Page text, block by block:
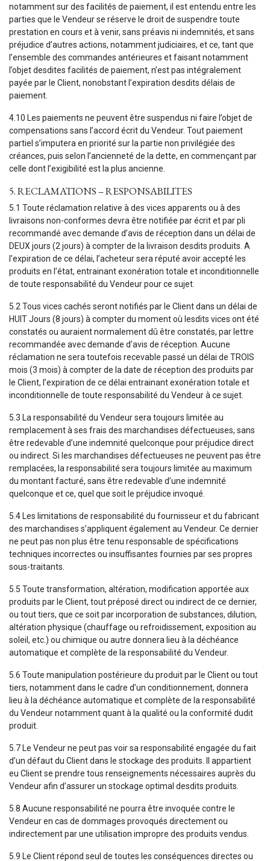
notamment sur des facilités de paiement, il est entendu entre les
parties que le Vendeur se réserve le droit de suspendre toute
prestation en cours et à venir, sans préavis ni indemnités, et sans
préjudice d’autres actions, notamment judiciaires, et ce, tant que
l’ensemble des commandes antérieures et faisant notamment
l’objet desdites facilités de paiement, n’est pas intégralement
payée par le Client, nonobstant l’expiration desdits délais de
paiement.
4.10 Les paiements ne peuvent être suspendus ni faire l’objet de
compensations sans l’accord écrit du Vendeur. Tout paiement
partiel s’imputera en priorité sur la partie non privilégiée des
créances, puis selon l’ancienneté de la dette, en commençant par
celle dont l’exigibilité est la plus ancienne.
5. RECLAMATIONS – RESPONSABILITES
5.1 Toute réclamation relative à des vices apparents ou à des
livraisons non-conformes devra être notifiée par écrit et par pli
recommandé avec demande d’avis de réception dans un délai de
DEUX jours (2 jours) à compter de la livraison desdits produits. A
l’expiration de ce délai, l’acheteur sera réputé avoir accepté les
produits en l’état, entrainant exonération totale et inconditionnelle
de toute responsabilité du Vendeur pour ce sujet.
5.2 Tous vices cachés seront notifiés par le Client dans un délai de
HUIT Jours (8 jours) à compter du moment où lesdits vices ont été
constatés ou auraient normalement dû être constatés, par lettre
recommandée avec demande d’avis de réception. Aucune
réclamation ne sera toutefois recevable passé un délai de TROIS
mois (3 mois) à compter de la date de réception des produits par
le Client, l’expiration de ce délai entrainant exonération totale et
inconditionnelle de toute responsabilité du Vendeur à ce sujet.
5.3 La responsabilité du Vendeur sera toujours limitée au
remplacement à ses frais des marchandises défectueuses, sans
être redevable d’une indemnité quelconque pour préjudice direct
ou indirect. Si les marchandises défectueuses ne peuvent pas être
remplacées, la responsabilité sera toujours limitée au maximum
du montant facturé, sans être redevable d’une indemnité
quelconque et ce, quel que soit le préjudice invoqué.
5.4 Les limitations de responsabilité du fournisseur et du fabricant
des marchandises s’appliquent également au Vendeur. Ce dernier
ne peut pas non plus être tenu responsable de spécifications
techniques incorrectes ou insuffisantes fournies par ses propres
sous-traitants.
5.5 Toute transformation, altération, modification apportée aux
produits par le Client, tout préposé direct ou indirect de ce dernier,
ou tout tiers, que ce soit par incorporation de substances, dilution,
altération physique (chauffage ou refroidissement, exposition au
soleil, etc.) ou chimique ou autre donnera lieu à la déchéance
automatique et complète de la responsabilité du Vendeur.
5.6 Toute manipulation postérieure du produit par le Client ou tout
tiers, notamment dans le cadre d’un conditionnement, donnera
lieu à la déchéance automatique et complète de la responsabilité
du Vendeur notamment quant à la qualité ou la conformité dudit
produit.
5.7 Le Vendeur ne peut pas voir sa responsabilité engagée du fait
d’un défaut du Client dans le stockage des produits. Il appartient
eu Client se prendre tous renseignements nécessaires auprès du
Vendeur afin d’assurer un stockage optimal desdits produits.
5.8 Aucune responsabilité ne pourra être invoquée contre le
Vendeur en cas de dommages provoqués directement ou
indirectement par une utilisation impropre des produits vendus.
5.9 Le Client répond seul de toutes les conséquences directes ou